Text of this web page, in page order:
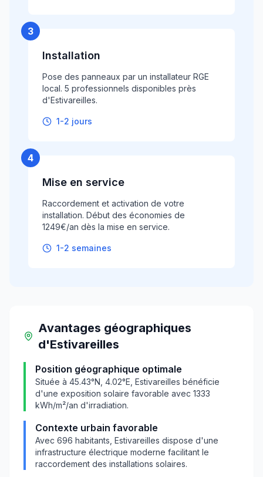
3
Installation
Pose des panneaux par un installateur RGE
local. 5 professionnels disponibles près
d'Estivareilles.
1-2 jours
4
Mise en service
Raccordement et activation de votre
installation. Début des économies de
1249€/an dès la mise en service.
1-2 semaines
Avantages géographiques
d'Estivareilles
Position géographique optimale
Située à 45.43°N, 4.02°E, Estivareilles bénéficie
d'une exposition solaire favorable avec 1333
kWh/m²/an d'irradiation.
Contexte urbain favorable
Avec 696 habitants, Estivareilles dispose d'une
infrastructure électrique moderne facilitant le
raccordement des installations solaires.